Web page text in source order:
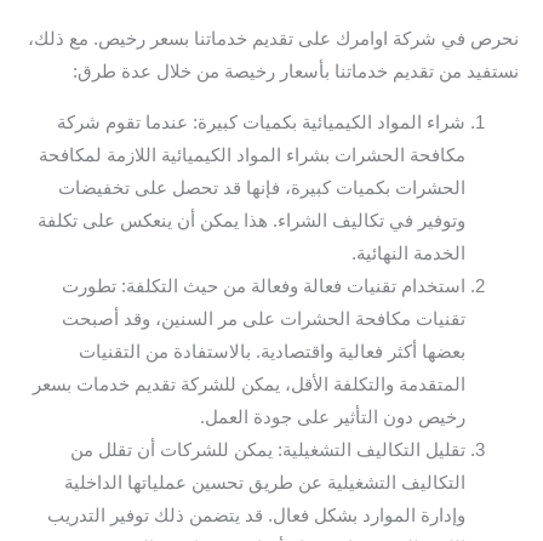
نحرص في شركة اوامرك على تقديم خدماتنا بسعر رخيص. مع ذلك،
نستفيد من تقديم خدماتنا بأسعار رخيصة من خلال عدة طرق:
شراء المواد الكيميائية بكميات كبيرة: عندما تقوم شركة
مكافحة الحشرات بشراء المواد الكيميائية اللازمة لمكافحة
الحشرات بكميات كبيرة، فإنها قد تحصل على تخفيضات
وتوفير في تكاليف الشراء. هذا يمكن أن ينعكس على تكلفة
الخدمة النهائية.
استخدام تقنيات فعالة وفعالة من حيث التكلفة: تطورت
تقنيات مكافحة الحشرات على مر السنين، وقد أصبحت
بعضها أكثر فعالية واقتصادية. بالاستفادة من التقنيات
المتقدمة والتكلفة الأقل، يمكن للشركة تقديم خدمات بسعر
رخيص دون التأثير على جودة العمل.
تقليل التكاليف التشغيلية: يمكن للشركات أن تقلل من
التكاليف التشغيلية عن طريق تحسين عملياتها الداخلية
وإدارة الموارد بشكل فعال. قد يتضمن ذلك توفير التدريب